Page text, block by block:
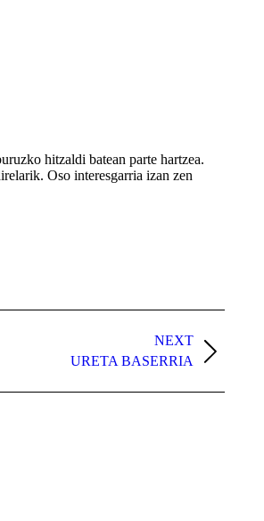
hitzaldi batean parte hartzea.
Oso interesgarria izan zen
NEXT
URETA BASERRIA